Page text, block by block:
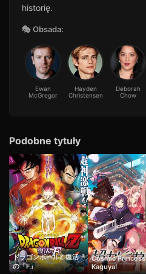
historię.
🎭 Obsada:
Ewan
McGregor
Hayden
Christensen
Deborah
Chow
Podobne tytuły
ドラゴンボールZ 復活
の「F」
Cosmic Princess
Kaguya!